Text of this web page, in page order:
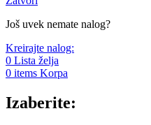
Još uvek nemate nalog?
Kreirajte nalog:
0 Lista želja
0 items Korpa
Izaberite: